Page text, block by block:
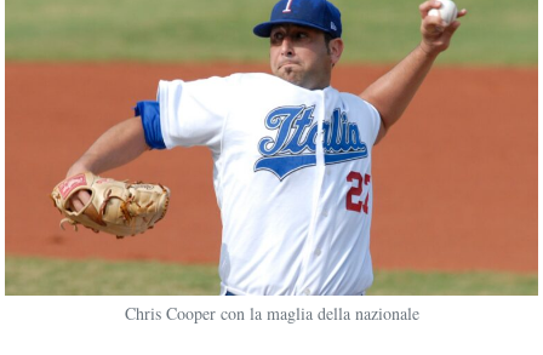
Chris Cooper con la maglia della nazionale